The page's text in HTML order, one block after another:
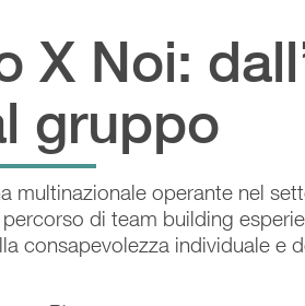
X Noi:
gruppo
multinazionale operante nel
percorso di team building
consapevolezza individuale e